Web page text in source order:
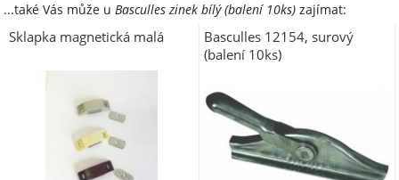
...také Vás může uBasculles zinek bílý (balení 10ks) zajímat:
Sklapka magnetická malá
Basculles 12154, surový
(balení 10ks)